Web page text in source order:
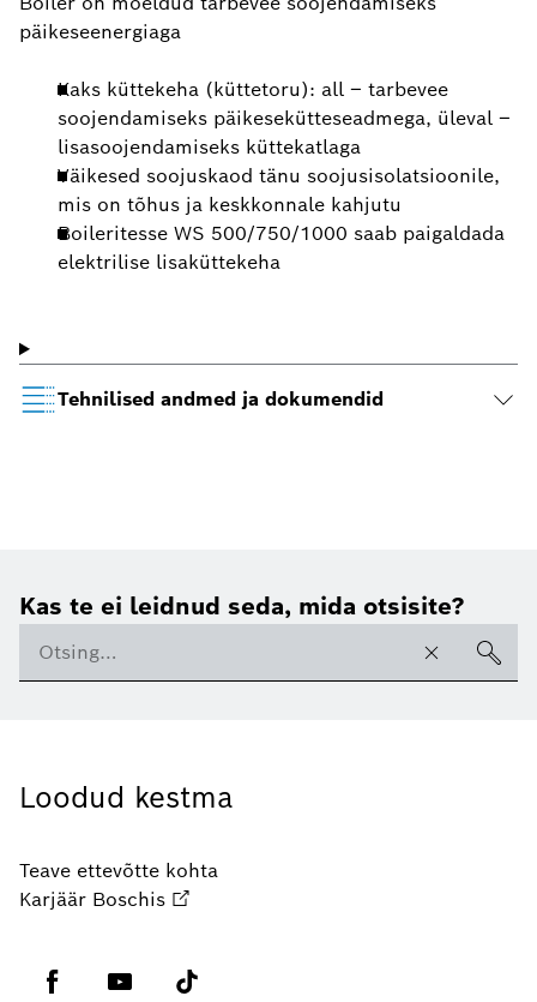
päikeseenergiaga
Kaks küttekeha (küttetoru): all – tarbevee
soojendamiseks päikesekütteseadmega, üleval –
lisasoojendamiseks küttekatlaga
Väikesed soojuskaod tänu soojusisolatsioonile,
mis on tõhus ja keskkonnale kahjutu
Boileritesse WS 500/750/1000 saab paigaldada
elektrilise lisaküttekeha
Tehnilised andmed ja dokumendid
Kas te ei leidnud seda, mida otsisite?
Loodud kestma
Teave ettevõtte kohta
Karjäär Boschis